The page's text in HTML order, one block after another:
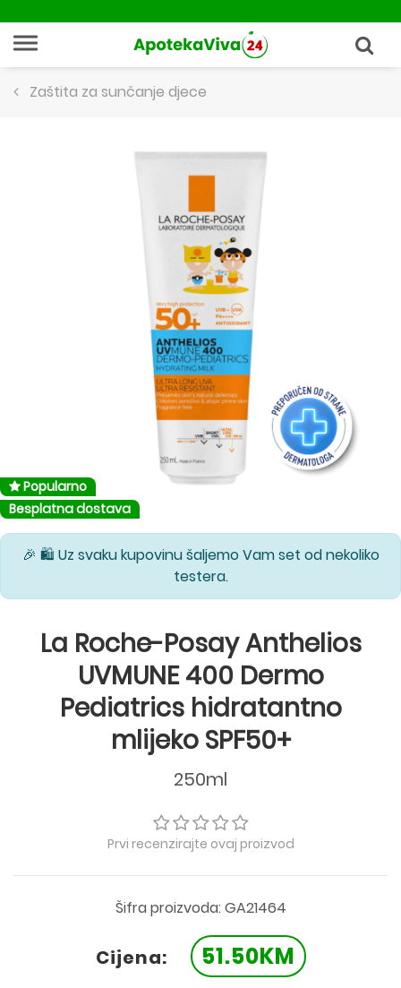
Zaštita za sunčanje djece
Popularno
Besplatna dostava
🎉 🛍️ Uz svaku kupovinu šaljemo Vam set od nekoliko
testera.
La Roche-Posay Anthelios
UVMUNE 400 Dermo
Pediatrics hidratantno
mlijeko SPF50+
250ml
Prvi recenzirajte ovaj proizvod
Šifra proizvoda: GA21464
Cijena: 51.50KM